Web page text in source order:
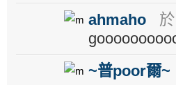
ahmaho
~普poor爾~